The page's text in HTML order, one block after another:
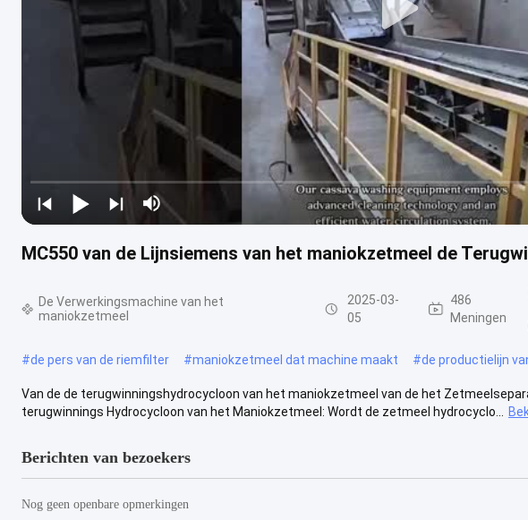
MC550 van de Lijnsiemens van het maniokzetmeel de
De Verwerkingsmachine van het
maniokzetmeel
2025-03-
05
486
Meningen
#de pers van de riemfilter #maniokzetmeel dat machine maakt #de productielijn
Van de de terugwinningshydrocycloon van het maniokzetmeel van de het
terugwinnings Hydrocycloon van het Maniokzetmeel: Wordt de zetmeel hydrocyclo...
Berichten van bezoekers
Nog geen openbare opmerkingen